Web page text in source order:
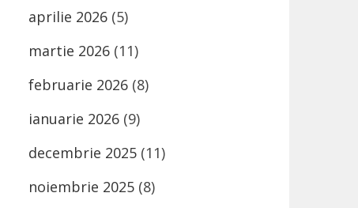
aprilie 2026 (5)
martie 2026 (11)
februarie 2026 (8)
ianuarie 2026 (9)
decembrie 2025 (11)
noiembrie 2025 (8)